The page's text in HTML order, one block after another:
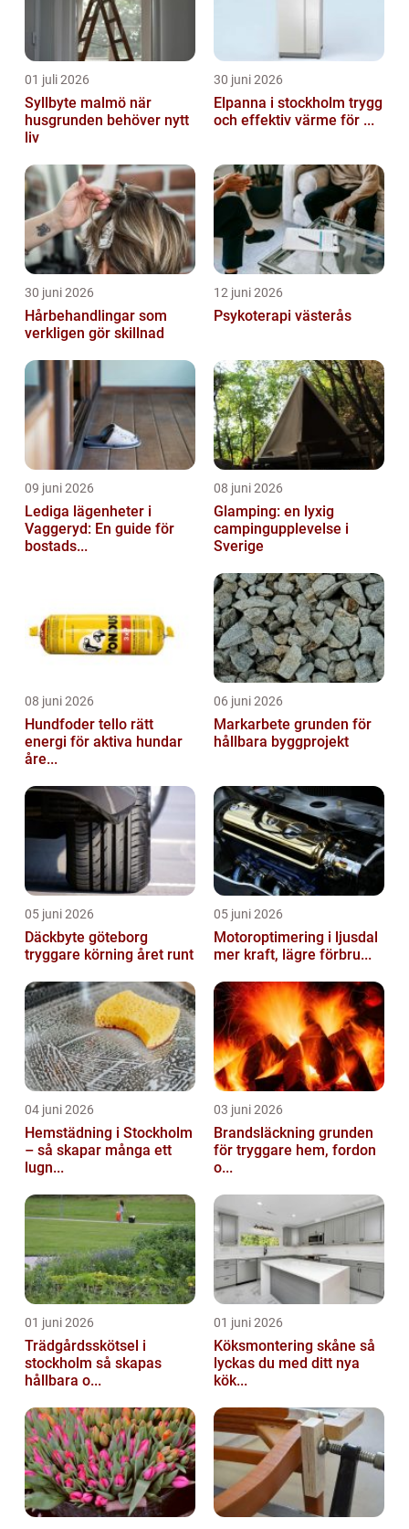
01 juli 2026
Syllbyte malmö när
husgrunden behöver nytt
liv
30 juni 2026
Elpanna i stockholm trygg
och effektiv värme för ...
30 juni 2026
Hårbehandlingar som
verkligen gör skillnad
12 juni 2026
Psykoterapi västerås
09 juni 2026
Lediga lägenheter i
Vaggeryd: En guide för
bostads...
08 juni 2026
Glamping: en lyxig
campingupplevelse i
Sverige
08 juni 2026
Hundfoder tello rätt
energi för aktiva hundar
åre...
06 juni 2026
Markarbete grunden för
hållbara byggprojekt
05 juni 2026
Däckbyte göteborg
tryggare körning året runt
05 juni 2026
Motoroptimering i ljusdal
mer kraft, lägre förbru...
04 juni 2026
Hemstädning i Stockholm
– så skapar många ett
lugn...
03 juni 2026
Brandsläckning grunden
för tryggare hem, fordon
o...
01 juni 2026
Trädgårdsskötsel i
stockholm så skapas
hållbara o...
01 juni 2026
Köksmontering skåne så
lyckas du med ditt nya
kök...